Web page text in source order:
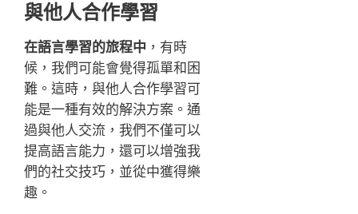
與他人合作學習
在語言學習的旅程中 ，有時
候，我們可能會覺得孤單和困
難。這時，與他人合作學習可
能是一種有效的解決方案。通
過與他人交流，我們不僅可以
提高語言能力，還可以增強我
們的社交技巧，並從中獲得樂
趣。